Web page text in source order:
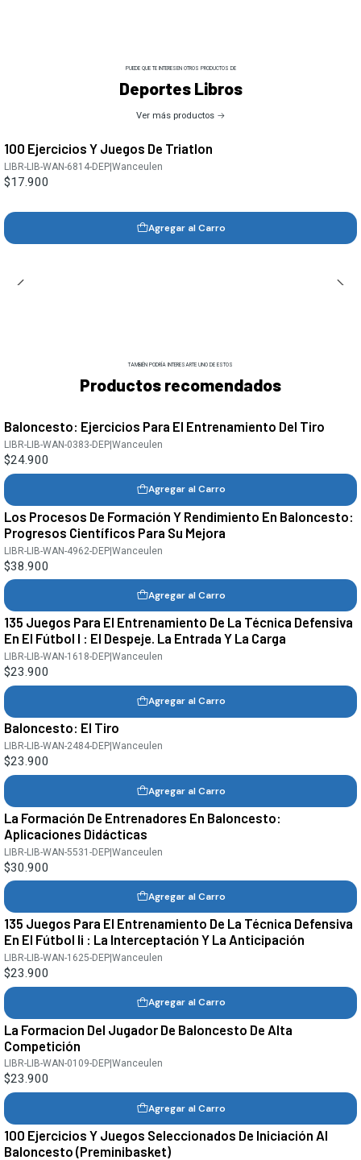
PUEDE QUE TE INTERESEN OTROS PRODUCTOS DE
Deportes Libros
Ver más productos
100 Ejercicios Y Juegos De Triatlon
LIBR-LIB-WAN-6814-DEP |Wanceulen
$17.900
Agregar al Carro
TAMBIÉN PODRÍA INTERESARTE UNO DE ESTOS
Productos recomendados
Baloncesto: Ejercicios Para El Entrenamiento Del Tiro
LIBR-LIB-WAN-0383-DEP |Wanceulen
$24.900
Agregar al Carro
Los Procesos De Formación Y Rendimiento En Baloncesto:
Progresos Científicos Para Su Mejora
LIBR-LIB-WAN-4962-DEP|Wanceulen
$38.900
Agregar al Carro
135 Juegos Para El Entrenamiento De La Técnica Defensiva
En El Fútbol I : El Despeje. La Entrada Y La Carga
LIBR-LIB-WAN-1618-DEP |Wanceulen
$23.900
Agregar al Carro
Baloncesto: El Tiro
LIBR-LIB-WAN-2484-DEP |Wanceulen
$23.900
Agregar al Carro
La Formación De Entrenadores En Baloncesto:
Aplicaciones Didácticas
LIBR-LIB-WAN-5531-DEP|Wanceulen
$30.900
Agregar al Carro
135 Juegos Para El Entrenamiento De La Técnica Defensiva
En El Fútbol Ii : La Interceptación Y La Anticipación
LIBR-LIB-WAN-1625-DEP |Wanceulen
$23.900
Agregar al Carro
La Formacion Del Jugador De Baloncesto De Alta
Competición
LIBR-LIB-WAN-0109-DEP |Wanceulen
$23.900
Agregar al Carro
100 Ejercicios Y Juegos Seleccionados De Iniciación Al
Baloncesto (Preminibasket)